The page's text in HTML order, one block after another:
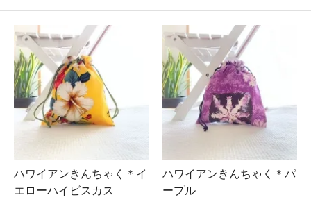
ハワイアンきんちゃく＊イ
エローハイビスカス
ハワイアンきんちゃく＊パ
ープル